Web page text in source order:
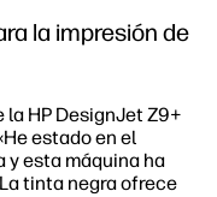
la impresión de
la HP DesignJet Z9+
estado en el
y esta máquina ha
tinta negra ofrece